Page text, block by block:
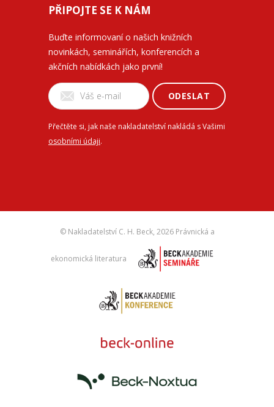
PŘIPOJTE SE K NÁM
Buďte informovaní o našich knižních
novinkách, seminářích, konferencích a
akčních nabídkách jako první!
ODESLAT
Přečtěte si, jak naše nakladatelství nakládá s Vašimi
osobními údaji.
© Nakladatelství C. H. Beck, 2026 Právnická a
ekonomická literatura